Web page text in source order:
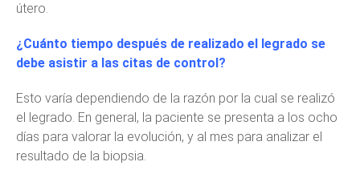
útero.
¿Cuánto tiempo después de realizado el legrado se
debe asistir a las citas de control?
Esto varía dependiendo de la razón por la cual se realizó
el legrado. En general, la paciente se presenta a los ocho
días para valorar la evolución, y al mes para analizar el
resultado de la biopsia.